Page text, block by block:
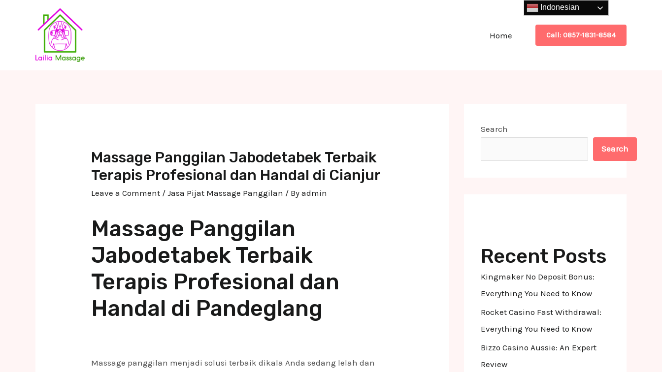
Home Call: 0857-1831-8584
Massage Panggilan Jabodetabek Terbaik
Terapis Profesional dan Handal di Cianjur
Leave a Comment /Jasa Pijat Massage Panggilan / Byadmin
Massage Panggilan
Jabodetabek Terbaik
Terapis Profesional dan
Handal di Pandeglang
Massage panggilan menjadi solusi terbaik dikala Anda sedang lelah dan
Search
Search
Recent Posts
Kingmaker No Deposit Bonus:
Everything You Need to Know
Rocket Casino Fast Withdrawal:
Everything You Need to Know
Bizzo Casino Aussie: An Expert
Review
Indonesian